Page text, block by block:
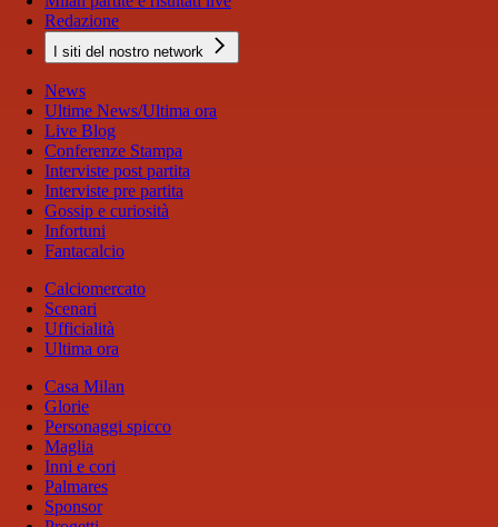
Redazione
I siti del nostro network
News
Ultime News/Ultima ora
Live Blog
Conferenze Stampa
Interviste post partita
Interviste pre partita
Gossip e curiosità
Infortuni
Fantacalcio
Calciomercato
Scenari
Ufficialità
Ultima ora
Casa Milan
Glorie
Personaggi spicco
Maglia
Inni e cori
Palmares
Sponsor